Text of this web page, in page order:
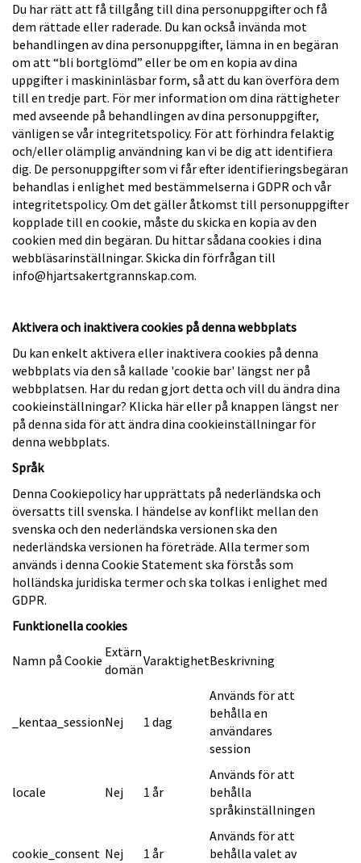
Du har rätt att få tillgång till dina personuppgifter och få
dem rättade eller raderade. Du kan också invända mot
behandlingen av dina personuppgifter, lämna in en begäran
om att “bli bortglömd” eller be om en kopia av dina
uppgifter i maskininläsbar form, så att du kan överföra dem
till en tredje part. För mer information om dina rättigheter
med avseende på behandlingen av dina personuppgifter,
vänligen se vår integritetspolicy. För att förhindra felaktig
och/eller olämplig användning kan vi be dig att identifiera
dig. De personuppgifter som vi får efter identifieringsbegäran
behandlas i enlighet med bestämmelserna i GDPR och vår
integritetspolicy. Om det gäller åtkomst till personuppgifter
kopplade till en cookie, måste du skicka en kopia av den
cookien med din begäran. Du hittar sådana cookies i dina
webbläsarinställningar. Skicka din förfrågan till
info@hjartsakertgrannskap.com.
Aktivera och inaktivera cookies på denna webbplats
Du kan enkelt aktivera eller inaktivera cookies på denna
webbplats via den så kallade 'cookie bar' längst ner på
webbplatsen. Har du redan gjort detta och vill du ändra dina
cookieinställningar? Klicka här eller på knappen längst ner
på denna sida för att ändra dina cookieinställningar för
denna webbplats.
Språk
Denna Cookiepolicy har upprättats på nederländska och
översatts till svenska. I händelse av konflikt mellan den
svenska och den nederländska versionen ska den
nederländska versionen ha företräde. Alla termer som
används i denna Cookie Statement ska förstås som
holländska juridiska termer och ska tolkas i enlighet med
GDPR.
Funktionella cookies
Namn på Cookie
Extärn
domän
VaraktighetBeskrivning
_kentaa_sessionNej 1 dag
Används för att
behålla en
användares
session
locale Nej 1 år
Används för att
behålla
språkinställningen
cookie_consent Nej 1 år
Används för att
behålla valet av